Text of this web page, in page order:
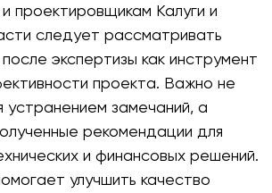
проектировщикам Калуги и
следует рассматривать
экспертизы как инструмент
проекта. Важно не
устранением замечаний, а
рекомендации для
и финансовых решений.
улучшить качество